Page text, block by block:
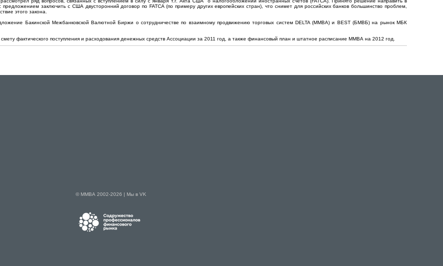
заключить с США двусторонний договор по FATCA (по примеру других европейских стран), что снимет для российских банков большинство проблем,
этого закона.
Бакинской Межбанковской Валютной Биржи о сотрудничестве по взаимному продвижению торговых систем DELTA (ММВА) и BEST (БМВБ) на рынок МБК
смету фактического поступления и расходования денежных средств Ассоциации за 2011 год, а также финансовый план и штатное расписание ММВА на 2012 год.
© ММВА 2002-2026 | Мы в VK